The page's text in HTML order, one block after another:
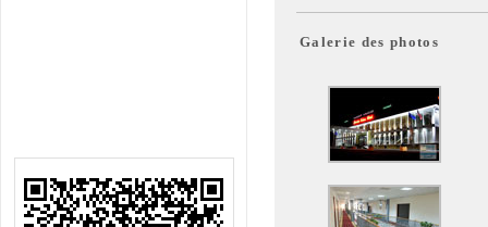
Galerie des photos